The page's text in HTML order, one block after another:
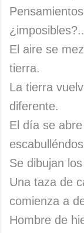
El aire se
tierra.
La tierra
diferente.
El día se
Se dibujan
Una taza de
comienza a
Hombre de